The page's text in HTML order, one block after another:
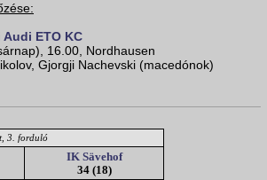
Audi ETO KC
16.00, Nordhausen
Gjorgji Nachevski (macedónok)
3. forduló
IK Sävehof
34 (18)